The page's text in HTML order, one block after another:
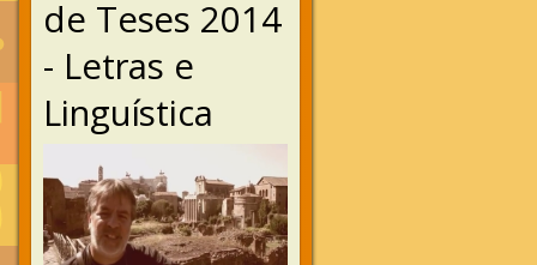
de Teses 2014
- Letras e
Linguística